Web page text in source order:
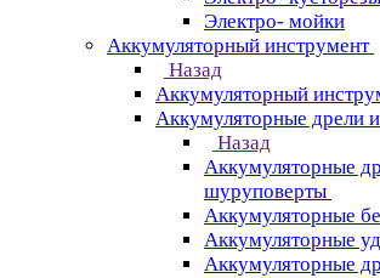
Электро- мойки
Аккумуляторный инструмент
Назад
Аккумуляторный
Аккумуляторные дрели
Назад
Аккумуляторные
шуруповерты
Аккумуляторные
Аккумуляторные
Аккумуляторные